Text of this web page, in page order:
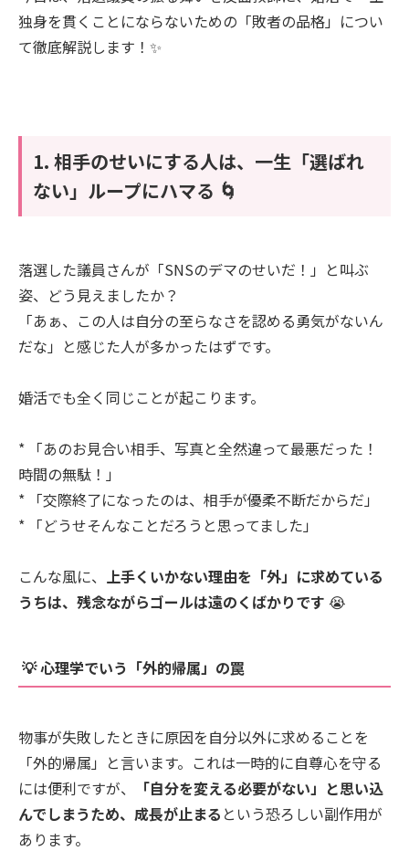
独身を貫くことにならないための「敗者の品格」につい
て徹底解説します！✨
1. 相手のせいにする人は、一生「選ばれ
ない」ループにハマる 🌀
落選した議員さんが「SNSのデマのせいだ！」と叫ぶ
姿、どう見えましたか？
「あぁ、この人は自分の至らなさを認める勇気がないん
だな」と感じた人が多かったはずです。
婚活でも全く同じことが起こります。
* 「あのお見合い相手、写真と全然違って最悪だった！
時間の無駄！」
* 「交際終了になったのは、相手が優柔不断だからだ」
* 「どうせそんなことだろうと思ってました」
こんな風に、
上手くいかない理由を「外」に求めている
うちは、残念ながらゴールは遠のくばかりです 😭
💡 心理学でいう「外的帰属」の罠
物事が失敗したときに原因を自分以外に求めることを
「外的帰属」と言います。これは一時的に自尊心を守る
には便利ですが、
「自分を変える必要がない」と思い込
んでしまうため、成長が止まる という恐ろしい副作用が
あります。